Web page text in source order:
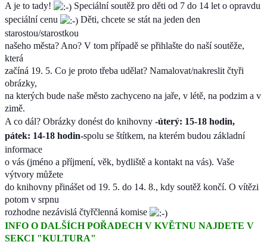
A je to tady!
Speciální soutěž pro děti od 7 do 14 let o opravdu
speciální cenu
Děti, chcete se stát na jeden den
starostou/starostkou
našeho města? Ano? V tom případě se přihlašte do naší soutěže,
která
začíná 19. 5. Co je proto třeba udělat? Namalovat/nakreslit čtyři
obrázky,
na kterých bude naše město zachyceno na jaře, v létě, na podzim a v
zimě.
A co dál? Obrázky donést do knihovny -úterý: 15-18 hodin,
pátek: 14-18 hodin-spolu se štítkem, na kterém budou základní
informace
o vás (jméno a příjmení, věk, bydliště a kontakt na vás). Vaše
výtvory můžete
do knihovny přinášet od 19. 5. do 14. 8., kdy soutěž končí. O vítězi
potom v srpnu
rozhodne nezávislá čtyřčlenná komise
INFO O DALŠÍCH POŘADECH V KVĚTNU NAJDETE V
SEKCI "KULTURA"